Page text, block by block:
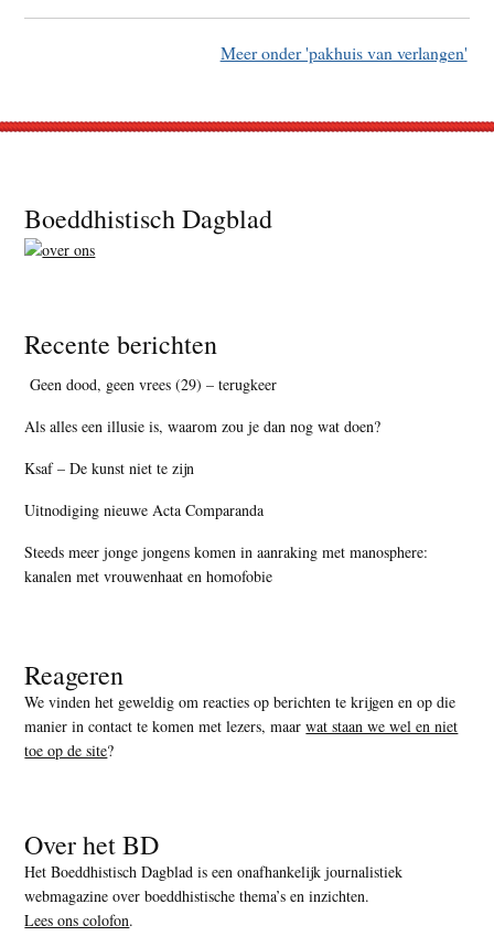
Meer onder 'pakhuis van verlangen'
Footer
Boeddhistisch Dagblad
Recente berichten
Geen dood, geen vrees (29) – terugkeer
Als alles een illusie is, waarom zou je dan nog wat doen?
Ksaf – De kunst niet te zijn
Uitnodiging nieuwe Acta Comparanda
Steeds meer jonge jongens komen in aanraking met manosphere:
kanalen met vrouwenhaat en homofobie
Reageren
We vinden het geweldig om reacties op berichten te krijgen en op die
manier in contact te komen met lezers, maarwat staan we wel en niet
toe op de site?
Over het BD
Het Boeddhistisch Dagblad is een onafhankelijk journalistiek
webmagazine over boeddhistische thema’s en inzichten.
Lees ons colofon.